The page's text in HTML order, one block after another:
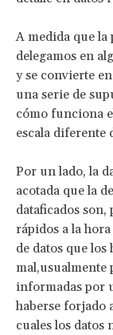
A medida que
delegamos en
y se convierte
una serie de
cómo funciona
escala diferente
Por un lado, la
acotada que la
dataficados
rápidos a la
de datos que
mal,usualmente
informadas por
haberse forjado
cuales los datos